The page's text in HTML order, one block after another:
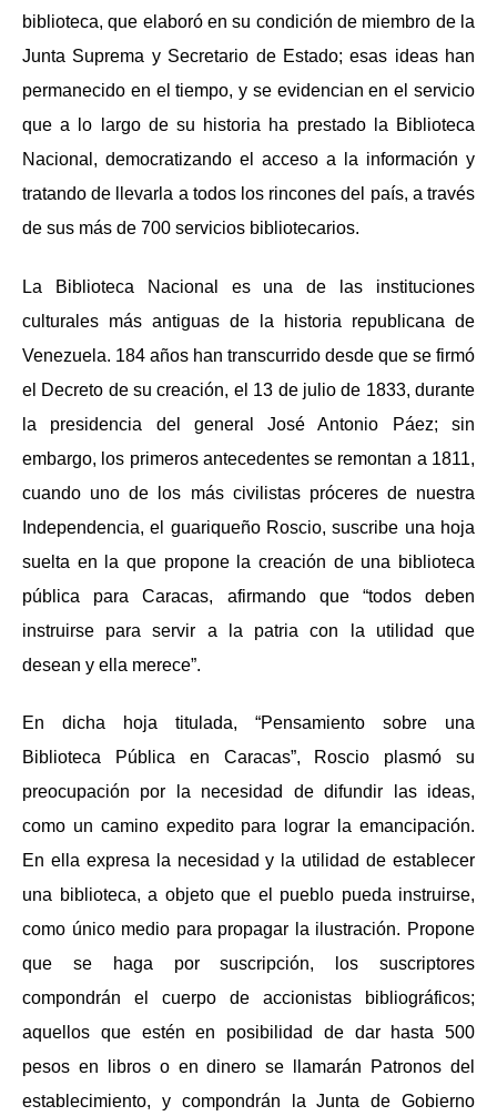
biblioteca, que elaboró en su condición de miembro de la
Junta Suprema y Secretario de Estado; esas ideas han
permanecido en el tiempo, y se evidencian en el servicio
que a lo largo de su historia ha prestado la Biblioteca
Nacional, democratizando el acceso a la información y
tratando de llevarla a todos los rincones del país, a través
de sus más de 700 servicios bibliotecarios.
La Biblioteca Nacional es una de las instituciones
culturales más antiguas de la historia republicana de
Venezuela. 184 años han transcurrido desde que se firmó
el Decreto de su creación, el 13 de julio de 1833, durante
la presidencia del general José Antonio Páez; sin
embargo, los primeros antecedentes se remontan a 1811,
cuando uno de los más civilistas próceres de nuestra
Independencia, el guariqueño Roscio, suscribe una hoja
suelta en la que propone la creación de una biblioteca
pública para Caracas, afirmando que “todos deben
instruirse para servir a la patria con la utilidad que
desean y ella merece”.
En dicha hoja titulada, “Pensamiento sobre una
Biblioteca Pública en Caracas”, Roscio plasmó su
preocupación por la necesidad de difundir las ideas,
como un camino expedito para lograr la emancipación.
En ella expresa la necesidad y la utilidad de establecer
una biblioteca, a objeto que el pueblo pueda instruirse,
como único medio para propagar la ilustración. Propone
que se haga por suscripción, los suscriptores
compondrán el cuerpo de accionistas bibliográficos;
aquellos que estén en posibilidad de dar hasta 500
pesos en libros o en dinero se llamarán Patronos del
establecimiento, y compondrán la Junta de Gobierno